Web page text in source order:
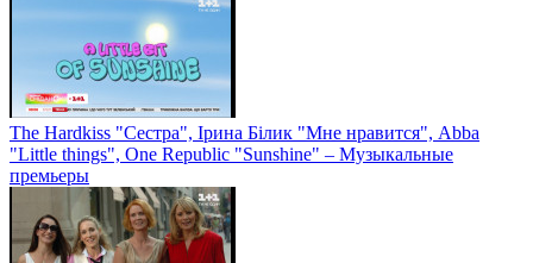
The Hardkiss "Сестра", Ірина Білик "Мне нравится", Abba
"Little things", One Republic "Sunshine" – Музыкальные
премьеры